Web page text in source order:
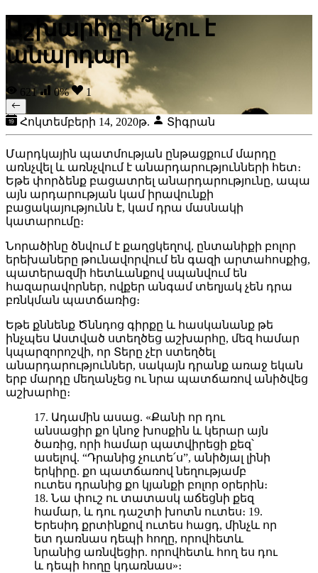
Աշխարհը ի՞նչու է
անարդար
621 0% 1
Հոկտեմբերի 14, 2020թ. Տիգրան
Մարդկային պատմության ընթացքում մարդը
առնչվել և առնչվում է անարդարությունների հետ։
Եթե փորձենք բացատրել անարդարությունը, ապա
այն արդարության կամ իրավունքի
բացակայությունն է, կամ դրա մասնակի
կատարումը։
Նորածինը ծնվում է քաղցկեղով, ընտանիքի բոլոր
երեխաները թունավորվում են գազի արտահոսքից,
պատերազմի հետևանքով սպանվում են
հազարավորներ, ովքեր անգամ տեղյակ չեն դրա
բռնկման պատճառից։
Եթե քննենք Ծննդոց գիրքը և հասկանանք թե
ինչպես Աստված ստեղծեց աշխարհը, մեզ համար
կպարզորոշվի, որ Տերը չէր ստեղծել
անարդարություններ, սակայն դրանք առաջ եկան
երբ մարդը մեղանչեց ու նրա պատճառով անիծվեց
աշխարհը։
17. Ադամին ասաց. «Քանի որ դու
անսացիր քո կնոջ խոսքին և կերար այն
ծառից, որի համար պատվիրեցի քեզ՝
ասելով. “Դրանից չուտե՛ս”, անիծյալ լինի
երկիրը. քո պատճառով նեղությամբ
ուտես դրանից քո կյանքի բոլոր օրերին։
18. Նա փուշ ու տատասկ աճեցնի քեզ
համար, և դու դաշտի խոտն ուտես։ 19.
Երեսիդ քրտինքով ուտես հացդ, մինչև որ
ետ դառնաս դեպի հողը, որովհետև
նրանից առնվեցիր. որովհետև հող ես դու
և դեպի հողը կդառնաս»։